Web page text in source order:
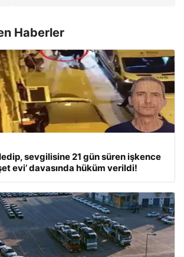
Haberler
sevgilisine 21 gün süren işkence
evi’ davasında hüküm verildi!